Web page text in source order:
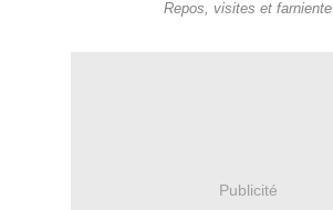
Repos, visites et farniente
Publicité